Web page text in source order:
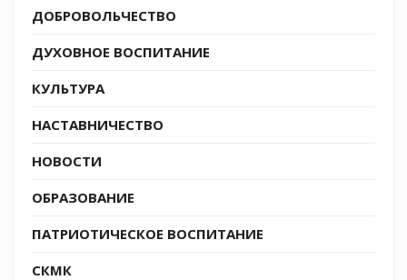
ДОБРОВОЛЬЧЕСТВО
ДУХОВНОЕ ВОСПИТАНИЕ
КУЛЬТУРА
НАСТАВНИЧЕСТВО
НОВОСТИ
ОБРАЗОВАНИЕ
ПАТРИОТИЧЕСКОЕ ВОСПИТАНИЕ
СКМК